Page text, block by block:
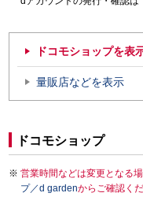
ドコモショップを表
量販店などを表示
ドコモショップ
営業時間などは変更となる
プ／d gardenからご確認くだ